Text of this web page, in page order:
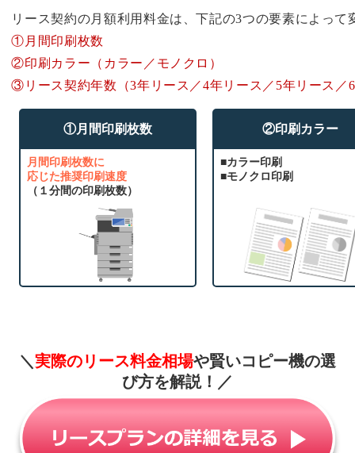
リース契約の月額利用料金は、下記の3つの要素によって
①月間印刷枚数
②印刷カラー（カラー／モノクロ）
③リース契約年数（3年リース／4年リース／5年リース／
①月間印刷枚数
月間印刷枚数に
応じた推奨印刷速度
（１分間の印刷枚数）
②印刷カラー
■カラー印刷
■モノクロ印刷
＼実際のリース料金相場や賢いコピー機の選
び方を解説！ ／